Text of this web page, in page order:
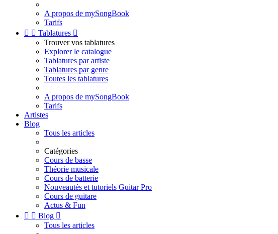
A propos de mySongBook
Tarifs
  Tablatures 
Trouver vos tablatures
Explorer le catalogue
Tablatures par artiste
Tablatures par genre
Toutes les tablatures
A propos de mySongBook
Tarifs
Artistes
Blog
Tous les articles
Catégories
Cours de basse
Théorie musicale
Cours de batterie
Nouveautés et tutoriels Guitar Pro
Cours de guitare
Actus & Fun
  Blog 
Tous les articles